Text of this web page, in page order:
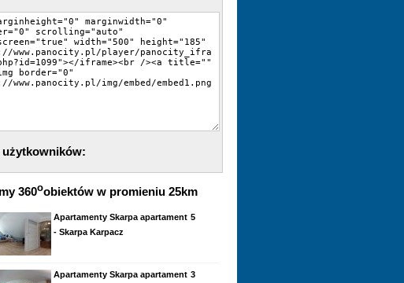
użytkowników:
360oobiektów w promieniu 25km
Apartamenty Skarpa apartament 5
- Skarpa Karpacz
Apartamenty Skarpa apartament 3